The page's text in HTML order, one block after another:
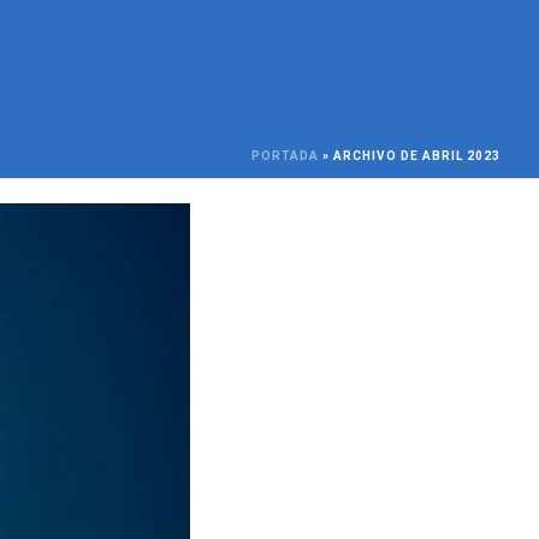
PORTADA » ARCHIVO DE ABRIL 2023